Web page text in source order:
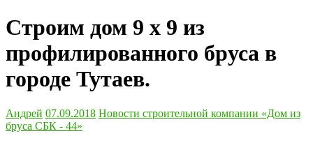
Строим дом 9 х 9 из
профилированного бруса в
городе Тутаев.
Андрей 07.09.2018 Новости строительной компании «Дом из
бруса СБК - 44»